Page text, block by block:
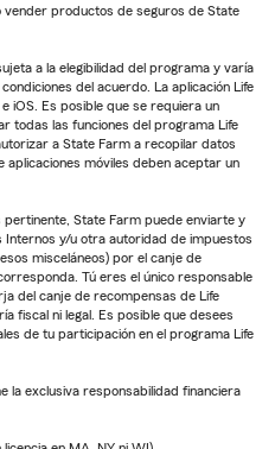
productos de seguros de State
a la elegibilidad del programa y varía
del acuerdo. La aplicación Life
iOS. Es posible que se requiera un
todas las funciones del programa Life
a State Farm a recopilar datos
móviles deben aceptar un
State Farm puede enviarte y
y/u otra autoridad de impuestos
misceláneos) por el canje de
Tú eres el único responsable
del canje de recompensas de Life
fiscal ni legal. Es posible que desees
de tu participación en el programa Life
la exclusiva responsabilidad financiera